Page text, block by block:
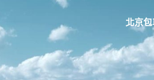
北京